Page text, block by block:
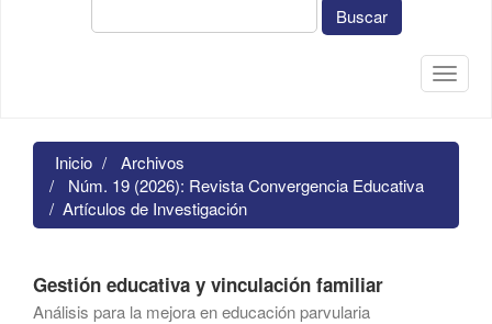
Buscar
Toggle
Inicio
Archivos
Núm. 19 (2026): Revista Convergencia Educativa
Artículos de Investigación
Gestión educativa y vinculación familiar
Análisis para la mejora en educación parvularia